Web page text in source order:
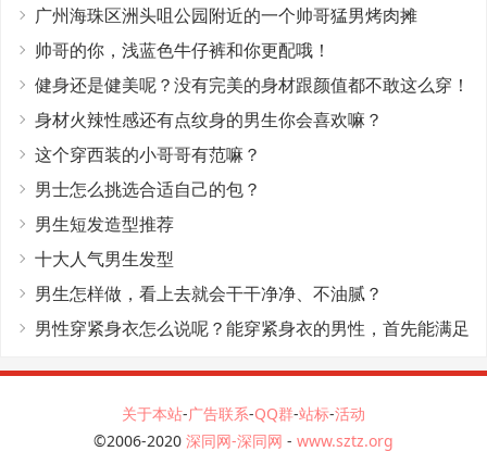
广州海珠区洲头咀公园附近的一个帅哥猛男烤肉摊
帅哥的你，浅蓝色牛仔裤和你更配哦！
健身还是健美呢？没有完美的身材跟颜值都不敢这么穿！
身材火辣性感还有点纹身的男生你会喜欢嘛？
这个穿西装的小哥哥有范嘛？
男士怎么挑选合适自己的包？
男生短发造型推荐
十大人气男生发型
男生怎样做，看上去就会干干净净、不油腻？
男性穿紧身衣怎么说呢？能穿紧身衣的男性，首先能满足
关于本站-广告联系-QQ群-站标-活动
©2006-2020 深同网-深同网 - www.sztz.org